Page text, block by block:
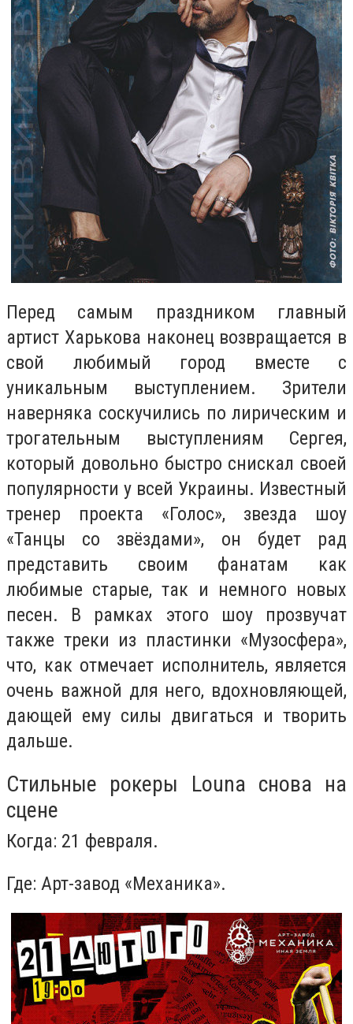
Перед самым праздником главный
артист Харькова наконец возвращается в
свой любимый город вместе с
уникальным выступлением. Зрители
наверняка соскучились по лирическим и
трогательным выступлениям Сергея,
который довольно быстро снискал своей
популярности у всей Украины. Известный
тренер проекта «Голос», звезда шоу
«Танцы со звёздами», он будет рад
представить своим фанатам как
любимые старые, так и немного новых
песен. В рамках этого шоу прозвучат
также треки из пластинки «Музосфера»,
что, как отмечает исполнитель, является
очень важной для него, вдохновляющей,
дающей ему силы двигаться и творить
дальше.
Стильные рокеры Louna снова на
сцене
Когда: 21 февраля.
Где: Арт-завод «Механика».